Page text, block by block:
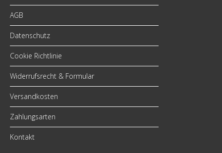
AGB
Datenschutz
Cookie Richtlinie
Widerrufsrecht & Formular
Versandkosten
Zahlungsarten
Kontakt